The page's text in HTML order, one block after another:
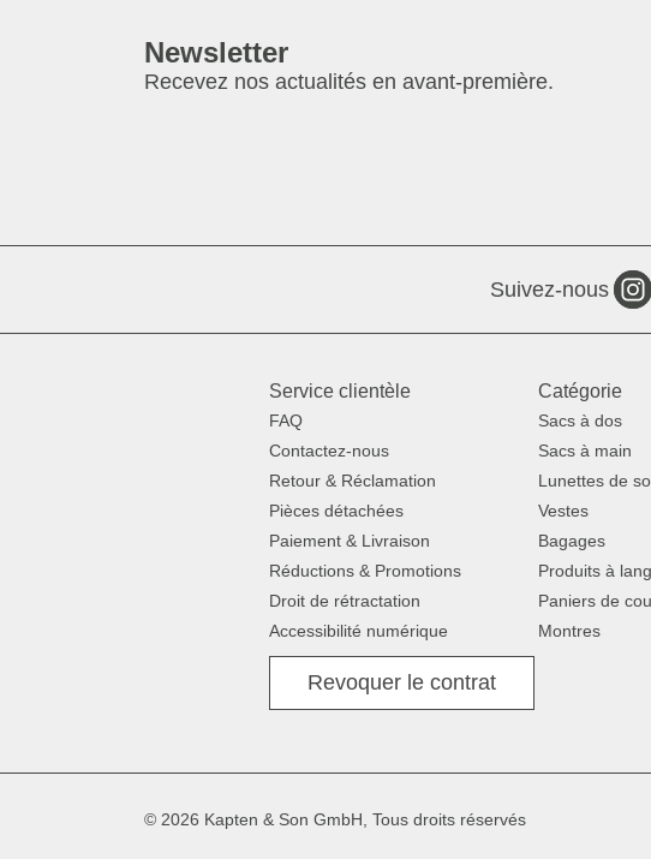
Newsletter
Recevez nos actualités en avant-première.
Suivez-nous
Service clientèle
FAQ
Contactez-nous
Retour & Réclamation
Pièces détachées
Paiement & Livraison
Réductions & Promotions
Droit de rétractation
Accessibilité numérique
Revoquer le contrat
Catégorie
Sacs à dos
Sacs à main
Lunettes de
Vestes
Bagages
Produits à
Paniers de
Montres
© 2026 Kapten & Son GmbH, Tous droits réservés